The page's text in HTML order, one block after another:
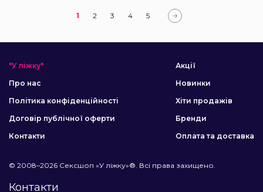
1 2 3 4 5
"У ліжку"
Про нас
Політика конфіденційності
Договір публічної оферти
Контакти
Акції
Новинки
Хіти продажів
Бренди
Оплата та доставка
© 2008–2026 Сексшоп «У ліжку»®. Всі права захищено.
Контакти